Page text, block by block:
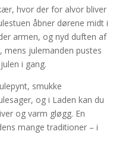
hvor der for alvor bliver
åbner dørene midt i
armen, og nyd duften af
mens julemanden pustes
i gang.
smukke
og i Laden kan du
og varm gløgg. En
mange traditioner – i